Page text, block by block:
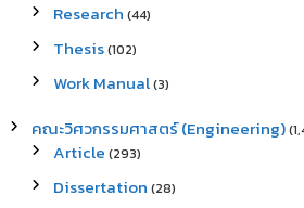
Research (44)
Thesis(102)
Work Manual(3)
คณะวิศวกรรมศาสตร์ (Engineering)
Article (293)
Dissertation (28)